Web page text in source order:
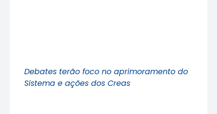
Debates terão foco no aprimoramento do
Sistema e ações dos Creas